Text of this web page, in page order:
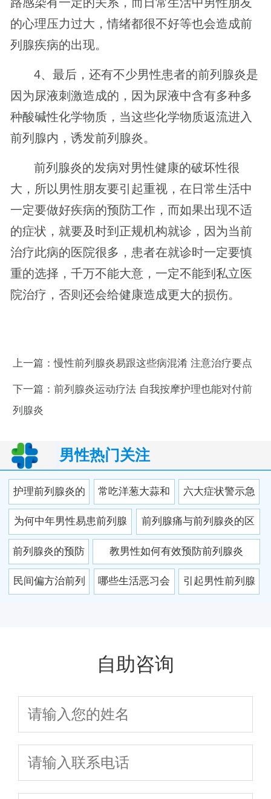
的心理压力过大，情绪都很不好等也会造成前
列腺疾病的出现。
4、最后，还有不少男性患者的前列腺炎是
因为尿液刺激造成的，因为尿液中含有多种多
种酸碱性化学物质，当这些化学物质返流进入
前列腺内，诱发前列腺炎。
前列腺炎的发病对男性健康的破坏性很
大，所以男性朋友要引起重视，在日常生活中
一定要做好疾病的预防工作，而如果出现不适
的症状，就要及时到正规机构就诊，因为当前
治疗此病的医院很多，患者在就诊时一定要慎
重的选择，千万不能大意，一定不能到私立医
院治疗，否则还会给健康造成更大的损伤。
上一篇：慢性前列腺炎易跟这些病混淆 注意治疗要点
下一篇： 前列腺炎运动疗法 自我按摩护理也能对付前
列腺炎
男性热门关注
护理前列腺炎的
方法有哪些
常吃洋葱大蒜和
韭菜预防前列腺
炎
六大症状警示急
性前列腺炎 急性
前列腺炎常规用
药
为何中年男性易患前列腺
炎 前列腺炎有何症状
前列腺痛与前列腺炎的区
别在哪?
前列腺炎的预防
保健工作该怎么
教男性如何有效预防前列腺炎
民间偏方治前列 哪些生活恶习会 引起男性前列腺
自助咨询